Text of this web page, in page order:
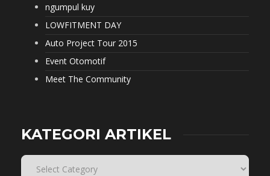
ngumpul kuy
LOWFITMENT DAY
Auto Project Tour 2015
Event Otomotif
Meet The Community
KATEGORI ARTIKEL